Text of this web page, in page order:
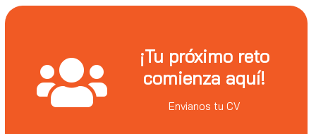
¡Tu próximo reto
comienza aquí!
Envianos tu CV